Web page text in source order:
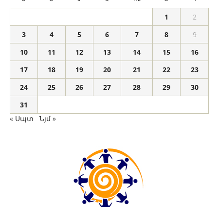
1
2
3
4 5 6 7 8
9
10
11 12 13 14 15
16
17
18 19 20 21 22
23
24
25 26 27 28 29
30
31
« Սպտ
Նյմ »